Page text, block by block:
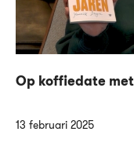
13 februari 2025
Op koffiedate